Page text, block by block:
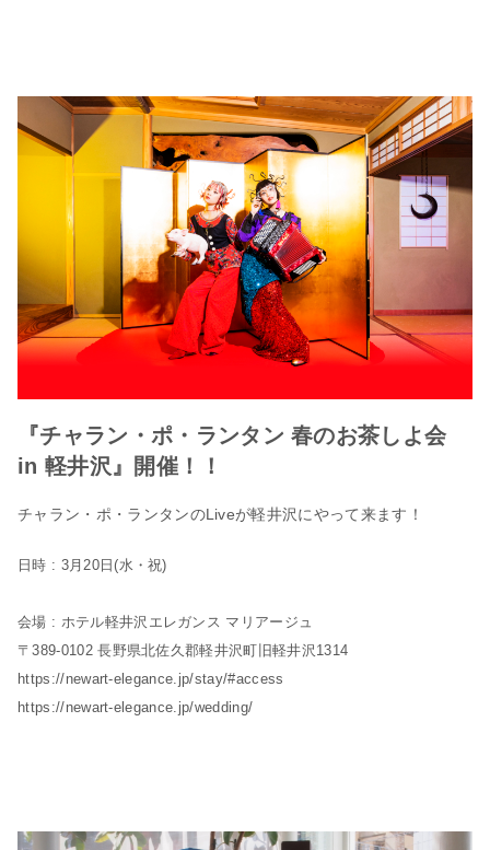
『チャラン・ポ・ランタン 春のお茶しよ会
in 軽井沢』開催！！
チャラン・ポ・ランタンのLiveが軽井沢にやって来ます！
日時 : 3月20日(水・祝)
会場 : ホテル軽井沢エレガンス マリアージュ
〒389-0102 長野県北佐久郡軽井沢町旧軽井沢1314
https://newart-elegance.jp/stay/#access
https://newart-elegance.jp/wedding/